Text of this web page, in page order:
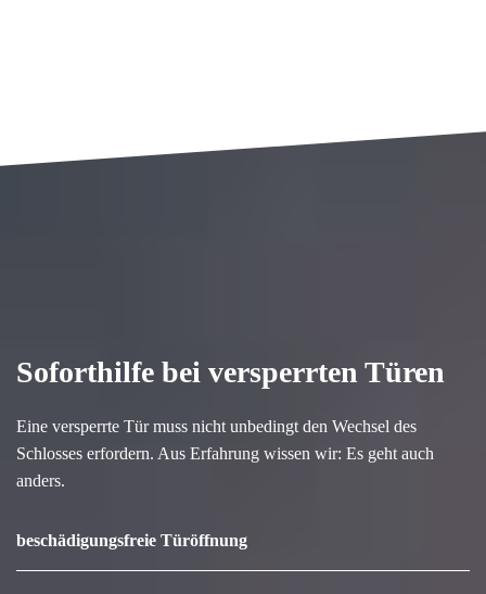
Soforthilfe bei versperrten Türen
Eine versperrte Tür muss nicht unbedingt den Wechsel des
Schlosses erfordern. Aus Erfahrung wissen wir: Es geht auch
anders.
beschädigungsfreie Türöffnung